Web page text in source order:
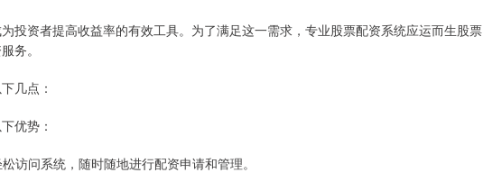
投资者提高收益率的有效工具。为了满足这一需求，专业股票配资系统应运而生股票
务。
几点：
优势：
访问系统，随时随地进行配资申请和管理。